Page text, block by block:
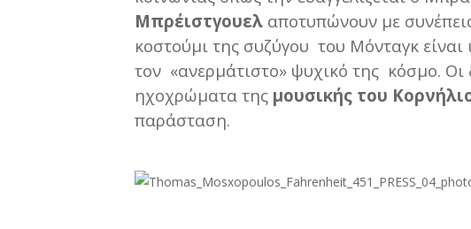
Μπρέιστγουελαποτυπώνουν με
κοστούμι της συζύγου του Μόνταγκ είναι
τον «ανερμάτιστο» ψυχικό της κόσμο. Οι
ηχοχρώματα της μουσικής του
παράσταση.